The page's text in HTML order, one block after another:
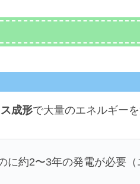
成形で大量のエネルギーを
約2〜3年の発電が必要（